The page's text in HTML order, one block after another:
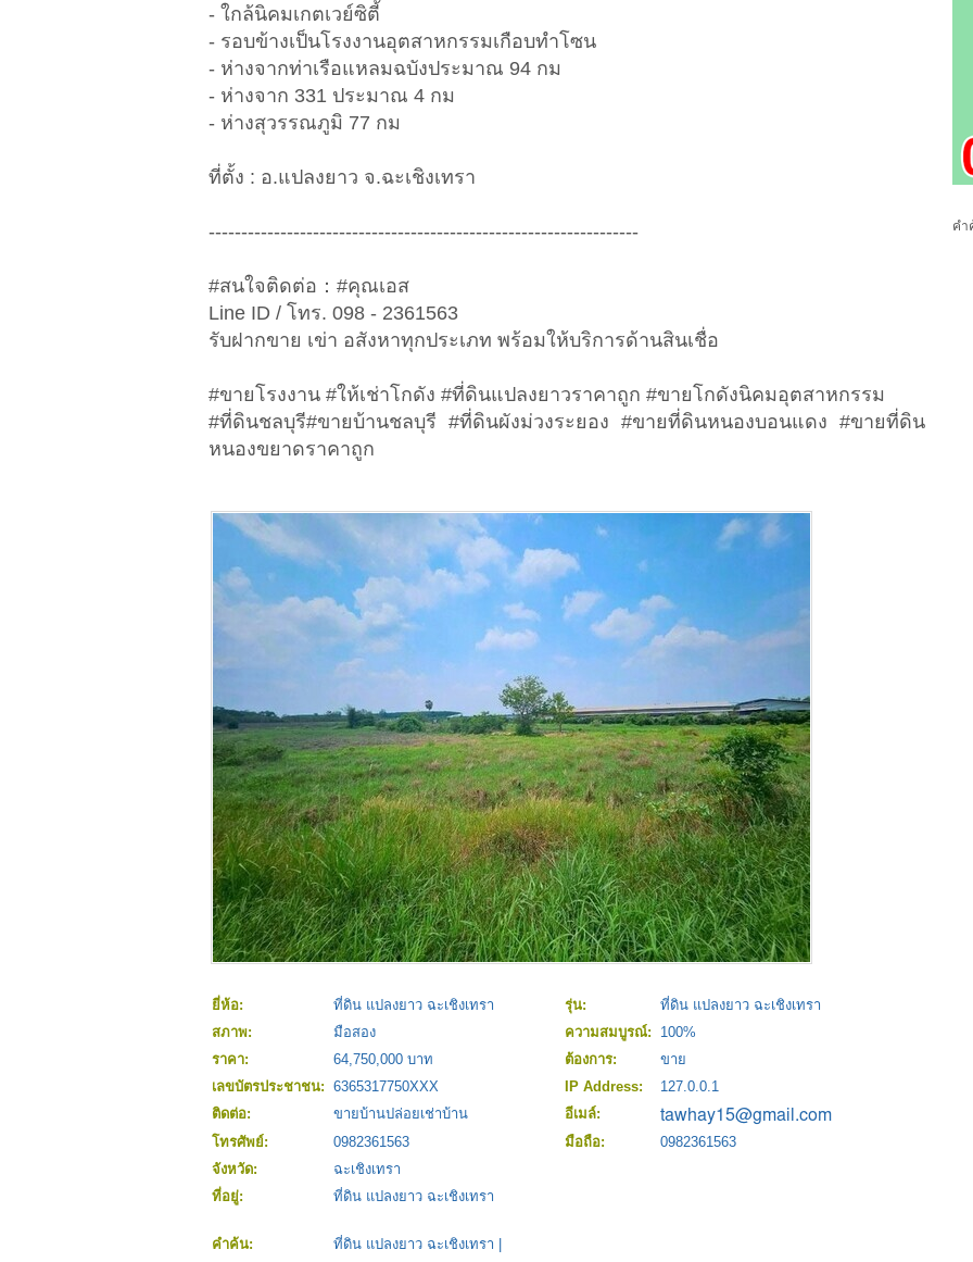
- ใกล้นิคมเกตเวย์ซิตี้
- รอบข้างเป็นโรงงานอุตสาหกรรมเกือบทำโซน
- ห่างจากท่าเรือแหลมฉบังประมาณ 94 กม
- ห่างจาก 331 ประมาณ 4 กม
- ห่างสุวรรณภูมิ 77 กม
ที่ตั้ง : อ.แปลงยาว จ.ฉะเชิงเทรา
------------------------------------------------------------------
#สนใจติดต่อ：#คุณเอส
Line ID / โทร. 098 - 2361563
รับฝากขาย เข่า อสังหาทุกประเภท พร้อมให้บริการด้านสินเชื่อ
#ขายโรงงาน #ให้เช่าโกดัง #ที่ดินแปลงยาวราคาถูก #ขายโกดังนิคมอุตสาหกรรม
#ที่ดินชลบุรี​#ขายบ้านชลบุรี #ที่ดินผังม่วงระยอง #ขายที่ดินหนองบอนแดง #ขายที่ดิน
หนองขยาดราคาถูก
ยี่ห้อ: ที่ดิน แปลงยาว ฉะเชิงเทรา รุ่น:
ที่ดิน แปลงยาว ฉะเชิงเทรา
สภาพ:
มือสอง ความสมบูรณ์:
100%
ราคา:
64,750,000 บาท ต้องการ:
ขาย
เลขบัตรประชาชน: 6365317750XXX IP Address:
127.0.0.1
ติดต่อ:
ขายบ้านปล่อยเช่าบ้าน
อีเมล์:
โทรศัพย์:
0982361563 มือถือ:
0982361563
จังหวัด:
ฉะเชิงเทรา
ที่อยู่:
ที่ดิน แปลงยาว ฉะเชิงเทรา
คำค้น: ที่ดิน แปลงยาว ฉะเชิงเทรา
คำ